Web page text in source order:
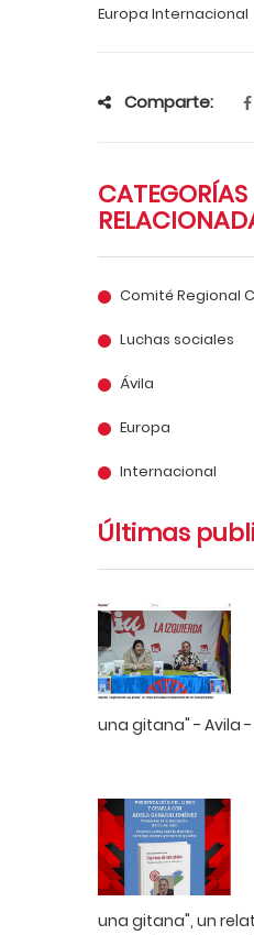
Europa Internacional
Comparte:
CATEGORÍAS
Comité Regional
Luchas sociales
Ávila
Europa
Internacional
Últimas
una gitana" - Avila -
una gitana", un